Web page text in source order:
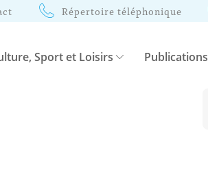
Répertoire téléphonique
Sport et Loisirs Publications